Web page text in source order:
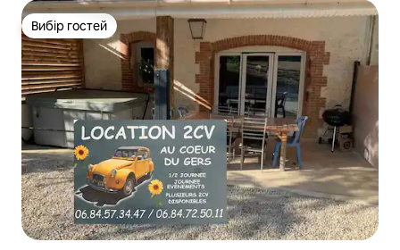
Вибір гостей
Вибір гостей